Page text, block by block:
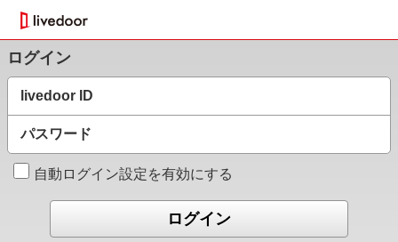
ログイン
livedoor ID
パスワード
自動ログイン設定を有効にする